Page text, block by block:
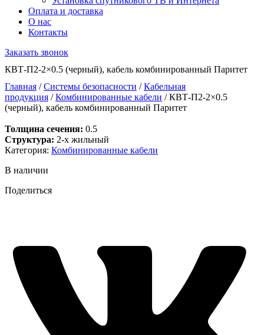
Оплата и доставка
О нас
Контакты
Заказать звонок
КВТ-П2-2×0.5 (черный), кабель комбинированный Паритет
Главная /Системы безопасности /Кабельная
продукция /Комбинированные кабели / КВТ-П2-2×0.5
(черный), кабель комбинированный Паритет
Толщина сечения: 0.5
Структура: 2-х жильный
Категория: Комбинированные кабели
В наличии
Поделиться